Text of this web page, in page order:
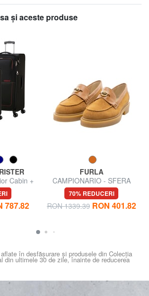
şi aceste produse
Cabin +
787.82
FURLA
CAMPIONARIO - SFERA
Mocasini din piele
70% REDUCERI
RON 1339.39 RON 401.82
în desfășurare și produsele din Colecția
din ultimele 30 de zile, înainte de reducerea